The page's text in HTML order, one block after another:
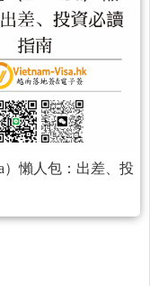
懶人包：出差、投